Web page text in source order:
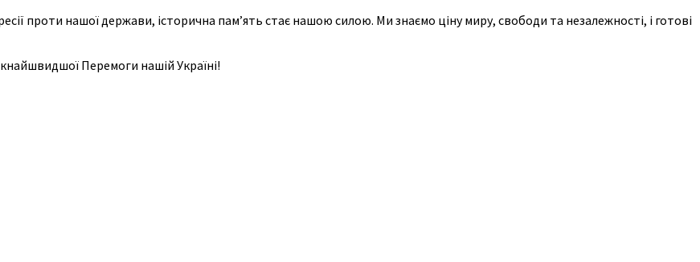
проти нашої держави, історична пам’ять стає нашою силою. Ми знаємо ціну миру, свободи та незалежності, і готові
Перемоги нашій Україні!